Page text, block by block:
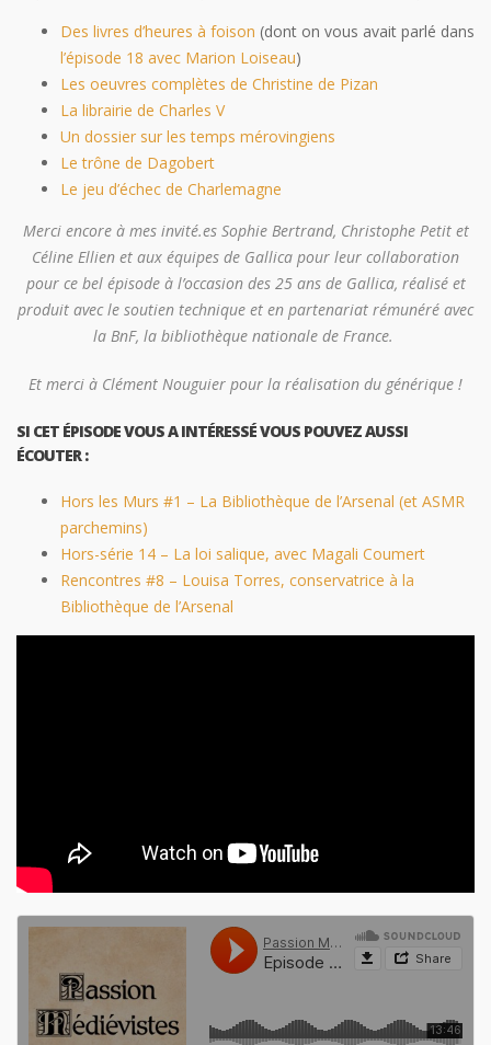
Des livres d’heures à foison (dont on vous avait parlé dans
l’épisode 18 avec Marion Loiseau)
Les oeuvres complètes de Christine de Pizan
La librairie de Charles V
Un dossier sur les temps mérovingiens
Le trône de Dagobert
Le jeu d’échec de Charlemagne
Merci encore à mes invité.es Sophie Bertrand, Christophe Petit et
Céline Ellien et aux équipes de Gallica pour leur collaboration
pour ce bel épisode à l’occasion des 25 ans de Gallica, réalisé et
produit avec le soutien technique et en partenariat rémunéré avec
la BnF, la bibliothèque nationale de France.
Et merci à Clément Nouguier pour la réalisation du générique !
SI CET ÉPISODE VOUS A INTÉRESSÉ VOUS POUVEZ AUSSI
ÉCOUTER :
Hors les Murs #1 – La Bibliothèque de l’Arsenal (et ASMR
parchemins)
Hors-série 14 – La loi salique, avec Magali Coumert
Rencontres #8 – Louisa Torres, conservatrice à la
Bibliothèque de l’Arsenal